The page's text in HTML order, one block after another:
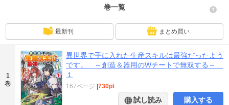
巻一覧
最新刊 まとめ買い
1
巻
異世界で手に入れた生産スキルは最強だったよう
です。 ～創造＆器用のWチートで無双する～
１
167ページ |730pt
試し読み 購入する